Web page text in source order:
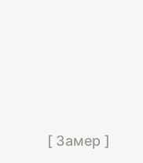
[ Замер ]